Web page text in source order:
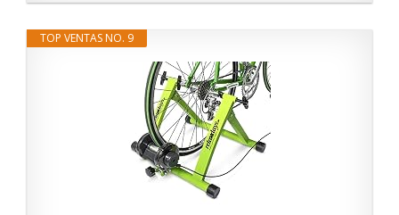
TOP VENTAS NO. 9